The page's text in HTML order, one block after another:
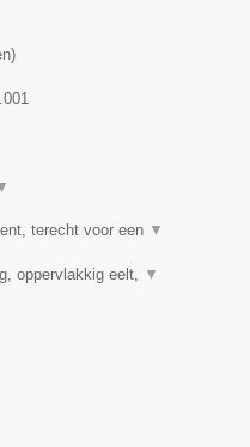
)
terecht voor een ▼
oppervlakkig eelt, ▼